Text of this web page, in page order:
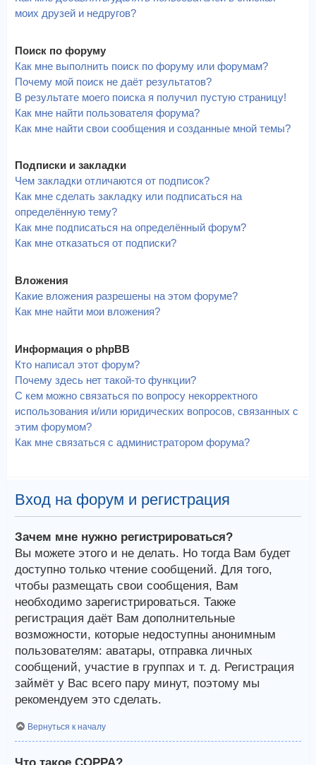
моих друзей и недругов?
Поиск по форуму
Как мне выполнить поиск по форуму или форумам?
Почему мой поиск не даёт результатов?
В результате моего поиска я получил пустую страницу!
Как мне найти пользователя форума?
Как мне найти свои сообщения и созданные мной темы?
Подписки и закладки
Чем закладки отличаются от подписок?
Как мне сделать закладку или подписаться на
определённую тему?
Как мне подписаться на определённый форум?
Как мне отказаться от подписки?
Вложения
Какие вложения разрешены на этом форуме?
Как мне найти мои вложения?
Информация о phpBB
Кто написал этот форум?
Почему здесь нет такой-то функции?
С кем можно связаться по вопросу некорректного
использования и/или юридических вопросов, связанных с
этим форумом?
Как мне связаться с администратором форума?
Вход на форум и регистрация
Зачем мне нужно регистрироваться?
Вы можете этого и не делать. Но тогда Вам будет
доступно только чтение сообщений. Для того,
чтобы размещать свои сообщения, Вам
необходимо зарегистрироваться. Также
регистрация даёт Вам дополнительные
возможности, которые недоступны анонимным
пользователям: аватары, отправка личных
сообщений, участие в группах и т. д. Регистрация
займёт у Вас всего пару минут, поэтому мы
рекомендуем это сделать.
Вернуться к началу